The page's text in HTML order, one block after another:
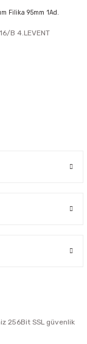
B 4.LEVENT
256Bit SSL güvenlik